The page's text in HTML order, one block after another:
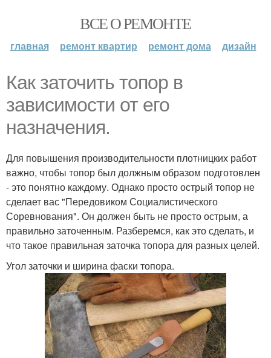
ВСЕ О РЕМОНТЕ
главная ремонт квартир ремонт дома дизайн
Как заточить топор в
зависимости от его
назначения.
Для повышения производительности плотницких работ
важно, чтобы топор был должным образом подготовлен
- это понятно каждому. Однако просто острый топор не
сделает вас "Передовиком Социалистического
Соревнования". Он должен быть не просто острым, а
правильно заточенным. Разберемся, как это сделать, и
что такое правильная заточка топора для разных целей.
Угол заточки и ширина фаски топора.